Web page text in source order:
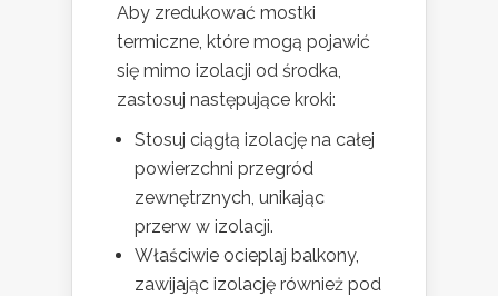
Aby zredukować mostki
termiczne, które mogą pojawić
się mimo izolacji od środka,
zastosuj następujące kroki:
Stosuj ciągłą izolację na całej
powierzchni przegród
zewnętrznych, unikając
przerw w izolacji.
Właściwie ocieplaj balkony,
zawijając izolację również pod